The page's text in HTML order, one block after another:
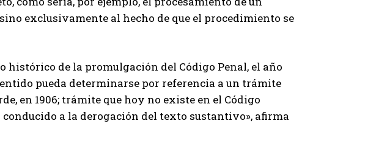
exclusivamente al hecho de que el procedimiento se
histórico de la promulgación del Código Penal, el año
pueda determinarse por referencia a un trámite
en 1906; trámite que hoy no existe en el Código
conducido a la derogación del texto sustantivo», afirma